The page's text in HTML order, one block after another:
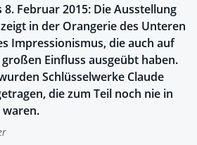
Februar 2015: Die Ausstellung
zeigt in der Orangerie des Unteren
Impressionismus, die auch auf
Einfluss ausgeübt haben.
Schlüsselwerke Claude
die zum Teil noch nie in
waren.